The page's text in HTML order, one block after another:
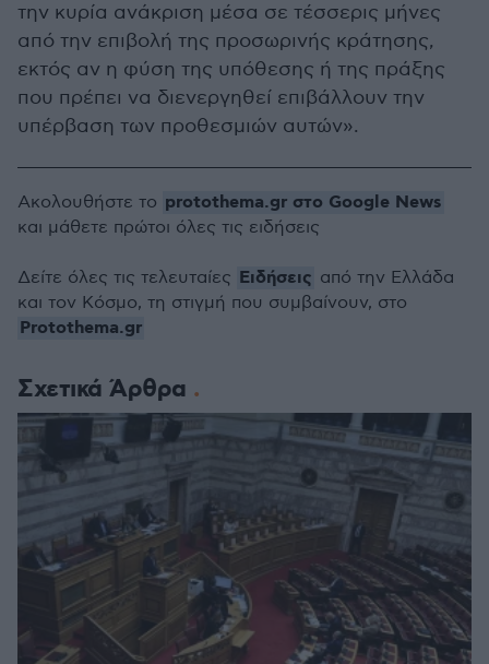
την κυρία ανάκριση μέσα σε τέσσερις μήνες
από την επιβολή της προσωρινής κράτησης,
εκτός αν η φύση της υπόθεσης ή της πράξης
που πρέπει να διενεργηθεί επιβάλλουν την
υπέρβαση των προθεσμιών αυτών».
Σχετικά Άρθρα
Ακολουθήστε το protothema.gr στο Google News
και μάθετε πρώτοι όλες τις ειδήσεις
Δείτε όλες τις τελευταίες Ειδήσεις από την Ελλάδα
και τον Κόσμο, τη στιγμή που συμβαίνουν, στο
Protothema.gr